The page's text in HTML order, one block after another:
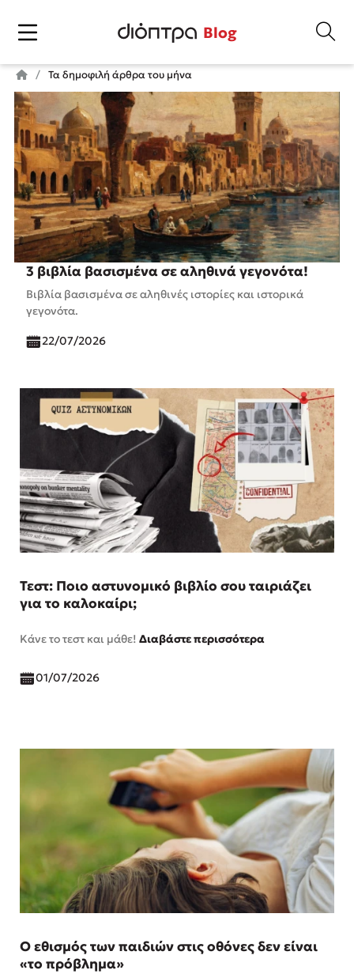
Blog
Τα δημοφιλή άρθρα του μήνα
3 βιβλία βασισμένα σε αληθινά γεγονότα!
Βιβλία βασισμένα σε αληθινές ιστορίες και ιστορικά
γεγονότα.
22/07/2026
Τεστ: Ποιο αστυνομικό βιβλίο σου ταιριάζει
για το καλοκαίρι;
Κάνε το τεστ και μάθε! Διαβάστε περισσότερα
01/07/2026
Ο εθισμός των παιδιών στις οθόνες δεν είναι
«το πρόβλημα»